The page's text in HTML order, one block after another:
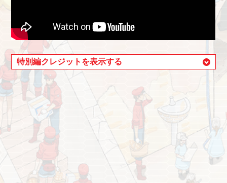
特別編クレジットを表示する